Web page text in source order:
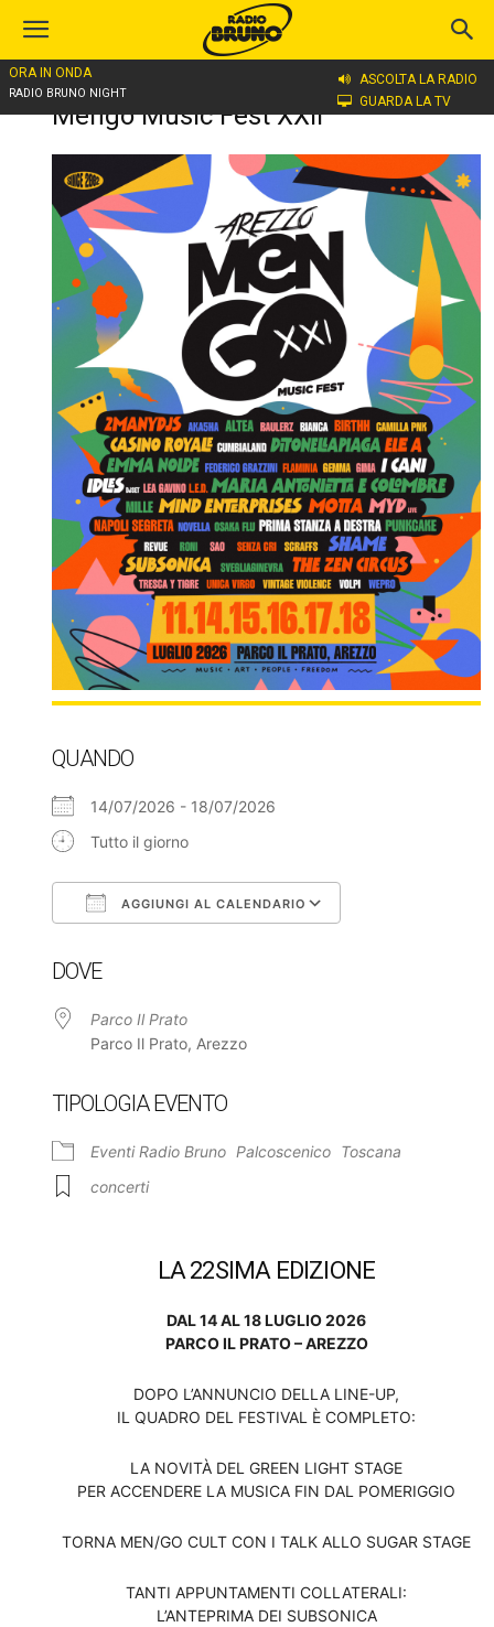
ORA IN ONDA
RADIO BRUNO NIGHT
ASCOLTA LA RADIO
GUARDA LA TV
Home
Mengo Music Fest XXII
QUANDO
14/07/2026 - 18/07/2026
Tutto il giorno
AGGIUNGI AL CALENDARIO
DOVE
Parco Il Prato
Parco Il Prato, Arezzo
TIPOLOGIA EVENTO
Eventi Radio Bruno Palcoscenico Toscana
concerti
LA 22SIMA EDIZIONE
DAL 14 AL 18 LUGLIO 2026
PARCO IL PRATO – AREZZO
DOPO L’ANNUNCIO DELLA LINE-UP,
IL QUADRO DEL FESTIVAL È COMPLETO:
LA NOVITÀ DEL GREEN LIGHT STAGE
PER ACCENDERE LA MUSICA FIN DAL POMERIGGIO
TORNA MEN/GO CULT CON I TALK ALLO SUGAR STAGE
TANTI APPUNTAMENTI COLLATERALI:
L’ANTEPRIMA DEI SUBSONICA